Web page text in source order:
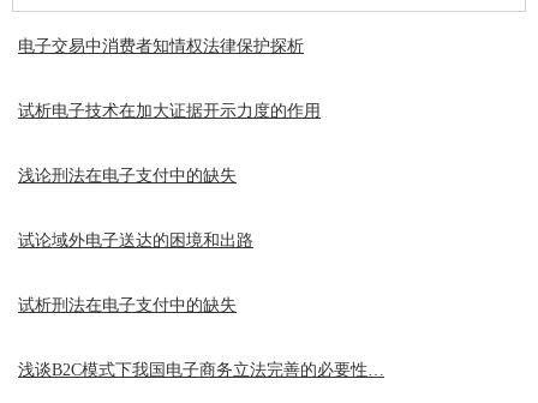
电子交易中消费者知情权法律保护探析
试析电子技术在加大证据开示力度的作用
浅论刑法在电子支付中的缺失
试论域外电子送达的困境和出路
试析刑法在电子支付中的缺失
浅谈B2C模式下我国电子商务立法完善的必要性…